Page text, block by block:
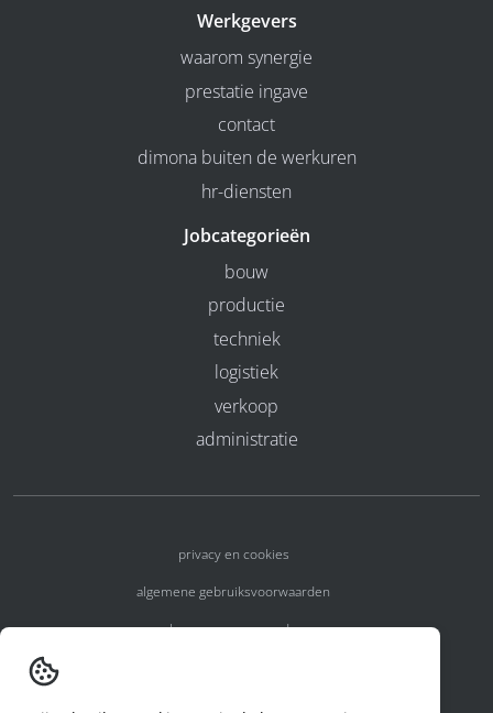
Werkgevers
waarom synergie
prestatie ingave
contact
dimona buiten de werkuren
hr-diensten
Jobcategorieën
bouw
productie
techniek
logistiek
verkoop
administratie
privacy en cookies
algemene gebruiksvoorwaarden
algemene voorwaarden